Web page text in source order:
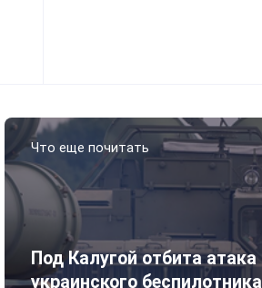
Что еще почитать
Под Калугой отбита атака
украинского беспилотника